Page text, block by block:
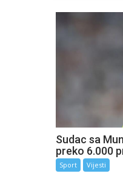
Sudac sa
preko 6.000
Sport Vijesti